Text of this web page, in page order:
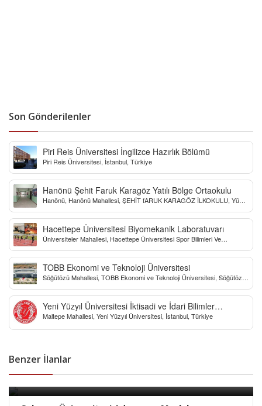
Son Gönderilenler
Piri Reis Üniversitesi İngilizce Hazırlık Bölümü
Piri Reis Üniversitesi, İstanbul, Türkiye
Hanönü Şehit Faruk Karagöz Yatılı Bölge Ortaokulu
Hanönü, Hanönü Mahallesi, ŞEHİT fARUK KARAGÖZ İLKOKULU, Yücel
Hacettepe Üniversitesi Biyomekanik Laboratuvarı
Üniversiteler Mahallesi, Hacettepe Üniversitesi Spor Bilimleri Ve
TOBB Ekonomi ve Teknoloji Üniversitesi
Söğütözü Mahallesi, TOBB Ekonomi ve Teknoloji Üniversitesi, Söğütözü
Yeni Yüzyıl Üniversitesi İktisadi ve İdari Bilimler
Fakültesi
Maltepe Mahallesi, Yeni Yüzyıl Üniversitesi, İstanbul, Türkiye
Benzer İlanlar